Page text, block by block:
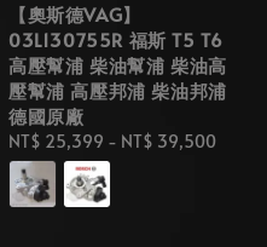
【奧斯德VAG】
03L130755R 福斯 T5 T6
高壓幫浦 柴油幫浦 柴油高
壓幫浦 高壓邦浦 柴油邦浦
德國原廠
Regular
price
NT$ 25,399 - NT$ 39,500